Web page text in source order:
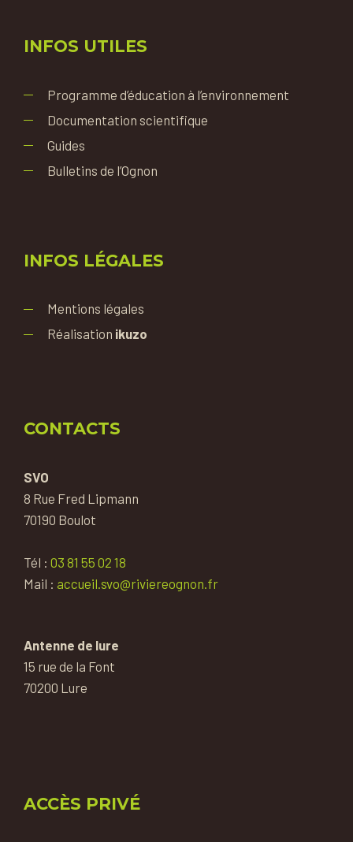
INFOS UTILES
Programme d’éducation à l’environnement
Documentation scientifique
Guides
Bulletins de l’Ognon
INFOS LÉGALES
Mentions légales
Réalisation ikuzo
CONTACTS
SVO
8 Rue Fred Lipmann
70190 Boulot
Tél : 03 81 55 02 18
Mail : accueil.svo@riviereognon.fr
Antenne de lure
15 rue de la Font
70200 Lure
ACCÈS PRIVÉ